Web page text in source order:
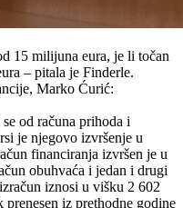
15 milijuna eura, je li točan
– pitala je Finderle.
Marko Ćurić:
od računa prihoda i
je njegovo izvršenje u
financiranja izvršen je u
obuhvaća i jedan i drugi
iznosi u višku 2 602
iz prethodne godine